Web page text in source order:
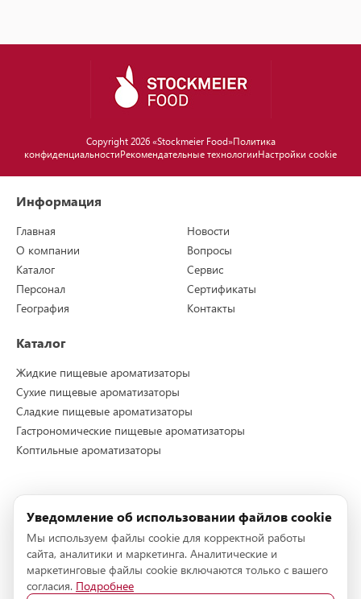
Copyright 2026 «Stockmeier Food»Политика
конфиденциальностиРекомендательные технологииНастройки cookie
Информация
Главная
О компании
Каталог
Персонал
География
Новости
Вопросы
Сервис
Сертификаты
Контакты
Каталог
Жидкие пищевые ароматизаторы
Сухие пищевые ароматизаторы
Сладкие пищевые ароматизаторы
Гастрономические пищевые ароматизаторы
Коптильные ароматизаторы
Контакты
Телефон: +7 (495) 228-72-95
E-mail: info@stockmeier-food.ru
Адрес:142153, г.Подольск, деревня Новоселки, технопарк
Уведомление об использовании файлов cookie
Мы используем файлы cookie для корректной работы
сайта, аналитики и маркетинга. Аналитические и
маркетинговые файлы cookie включаются только с вашего
согласия. Подробнее